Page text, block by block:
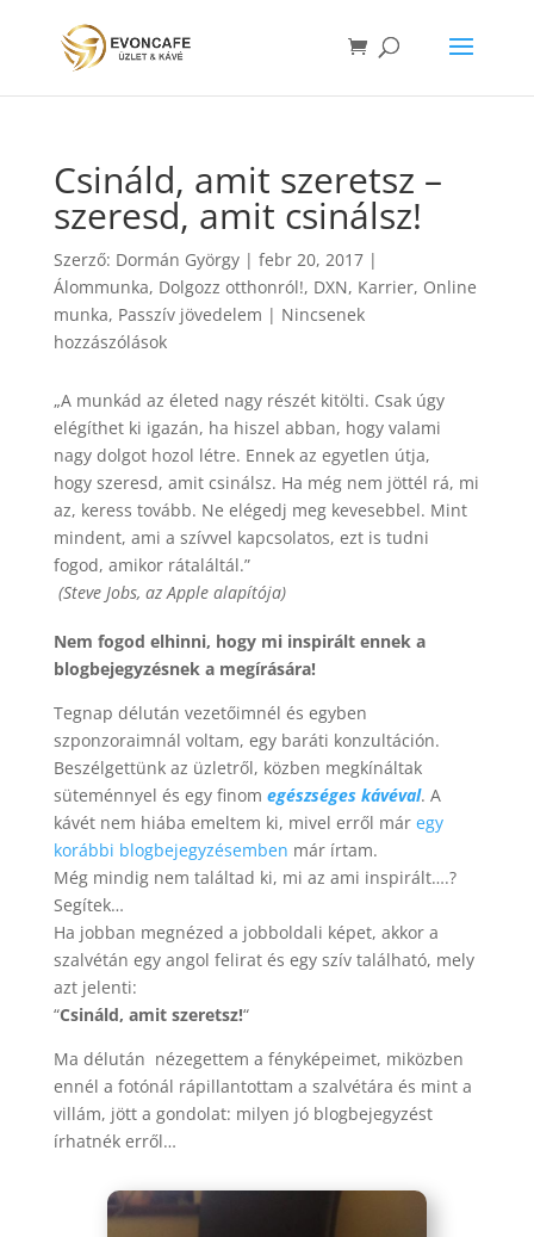
Csináld, amit szeretsz –
szeresd, amit csinálsz!
Szerző: Dormán György| febr 20, 2017|
Álommunka, Dolgozz otthonról!, DXN, Karrier, Online
munka, Passzív jövedelem | Nincsenek
hozzászólások
„A munkád az életed nagy részét kitölti. Csak úgy
elégíthet ki igazán, ha hiszel abban, hogy valami
nagy dolgot hozol létre. Ennek az egyetlen útja,
hogy szeresd, amit csinálsz. Ha még nem jöttél rá, mi
az, keress tovább. Ne elégedj meg kevesebbel. Mint
mindent, ami a szívvel kapcsolatos, ezt is tudni
fogod, amikor rátaláltál.”
(Steve Jobs, az Apple alapítója)
Nem fogod elhinni, hogy mi inspirált ennek a
blogbejegyzésnek a megírására!
Tegnap délután vezetőimnél és egyben
szponzoraimnál voltam, egy baráti konzultáción.
Beszélgettünk az üzletről, közben megkínáltak
süteménnyel és egy finom egészséges kávéval. A
kávét nem hiába emeltem ki, mivel erről már egy
korábbi blogbejegyzésemben már írtam.
Még mindig nem találtad ki, mi az ami inspirált….?
Segítek…
Ha jobban megnézed a jobboldali képet, akkor a
szalvétán egy angol felirat és egy szív található, mely
azt jelenti:
“Csináld, amit szeretsz!“
Ma délután nézegettem a fényképeimet, miközben
ennél a fotónál rápillantottam a szalvétára és mint a
villám, jött a gondolat: milyen jó blogbejegyzést
írhatnék erről…